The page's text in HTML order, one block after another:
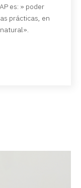
es: » poder
prácticas, en